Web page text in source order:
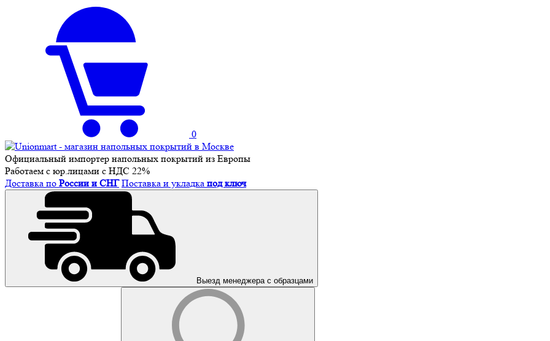
0
Официальный импортер напольных покрытий из Европы
Работаем с юр.лицами с НДС 22%
Доставка по России и СНГ Поставка и укладка под ключ
Выезд менеджера с образцами